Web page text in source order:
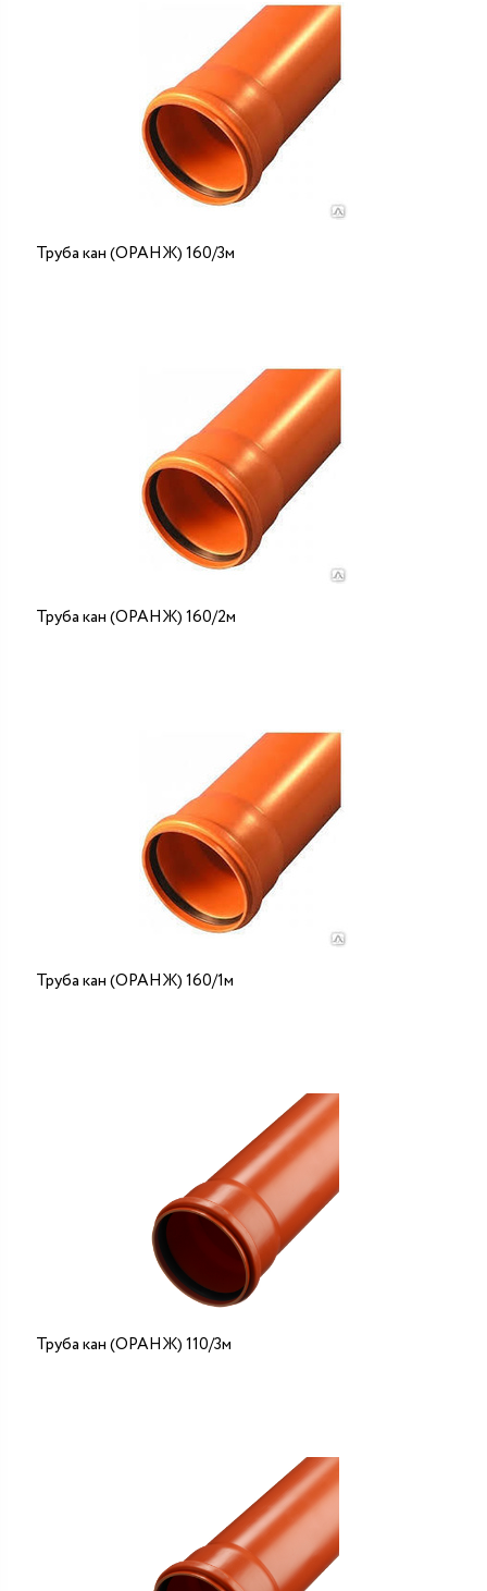
Труба кан (ОРАНЖ) 160/3м
Труба кан (ОРАНЖ) 160/2м
Труба кан (ОРАНЖ) 160/1м
Труба кан (ОРАНЖ) 110/3м